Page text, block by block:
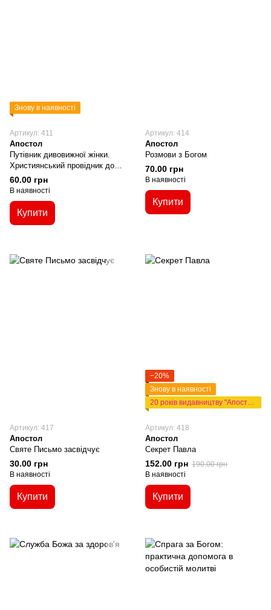
Знову в наявності
Артикул: 411
Апостол
Путівник дивовижної жінки.
Християнський провідник до
доброго життя
60.00 грн
В наявності
Купити
Артикул: 414
Апостол
Розмови з Богом
70.00 грн
В наявності
Купити
Артикул: 417
Апостол
Святе Письмо засвідчує
30.00 грн
В наявності
Купити
−20%
Знову в наявності
20 років видавництву "Апостол"
Артикул: 418
Апостол
Секрет Павла
152.00 грн 190.00 грн
В наявності
Купити